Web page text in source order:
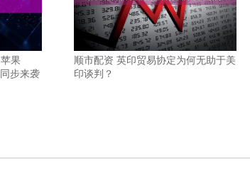
果
步来袭
顺市配资 英印贸易协定为何无助于美
印谈判？